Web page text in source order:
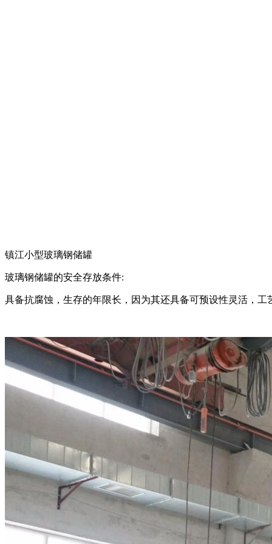
镇江小型玻璃钢储罐
玻璃钢储罐的安全存放条件:
具备抗腐蚀，生存的年限长，因为其还具备可预设性灵活，